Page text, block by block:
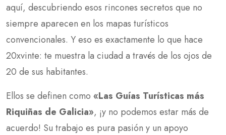
aquí, descubriendo esos rincones secretos que no
siempre aparecen en los mapas turísticos
convencionales. Y eso es exactamente lo que hace
20xvinte: te muestra la ciudad a través de los ojos de
20 de sus habitantes.
Ellos se definen como «Las Guías Turísticas más
Riquiñas de Galicia», ¡y no podemos estar más de
acuerdo! Su trabajo es pura pasión y un apoyo